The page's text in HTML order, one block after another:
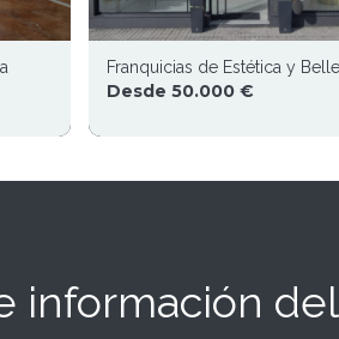
Franquicias de Estética y
Desde 50.000 €
información